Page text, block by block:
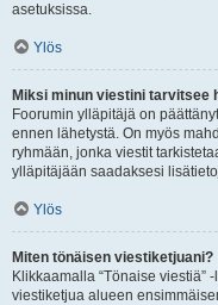
asetuksissa.
Ylös
Miksi minun viestini tarvitsee
Foorumin ylläpitäjä on
ennen lähetystä. On myös
ryhmään, jonka viestit
ylläpitäjään saadaksesi
Ylös
Miten tönäisen viestiketjuani?
Klikkaamalla “Tönaise viestiä”
viestiketjua alueen